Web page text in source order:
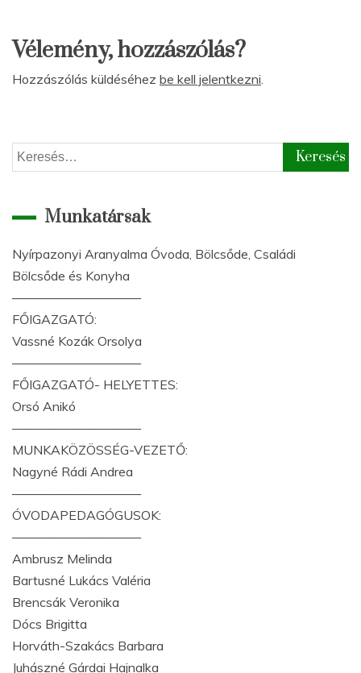
Vélemény, hozzászólás?
Hozzászólás küldéséhez be kell jelentkezni.
Keresés:
Munkatársak
Nyírpazonyi Aranyalma Óvoda, Bölcsőde, Családi
Bölcsőde és Konyha
——————————
FŐIGAZGATÓ:
Vassné Kozák Orsolya
——————————
FŐIGAZGATÓ- HELYETTES:
Orsó Anikó
——————————
MUNKAKÖZÖSSÉG-VEZETŐ:
Nagyné Rádi Andrea
——————————
ÓVODAPEDAGÓGUSOK:
——————————
Ambrusz Melinda
Bartusné Lukács Valéria
Brencsák Veronika
Dócs Brigitta
Horváth-Szakács Barbara
Juhászné Gárdai Hajnalka